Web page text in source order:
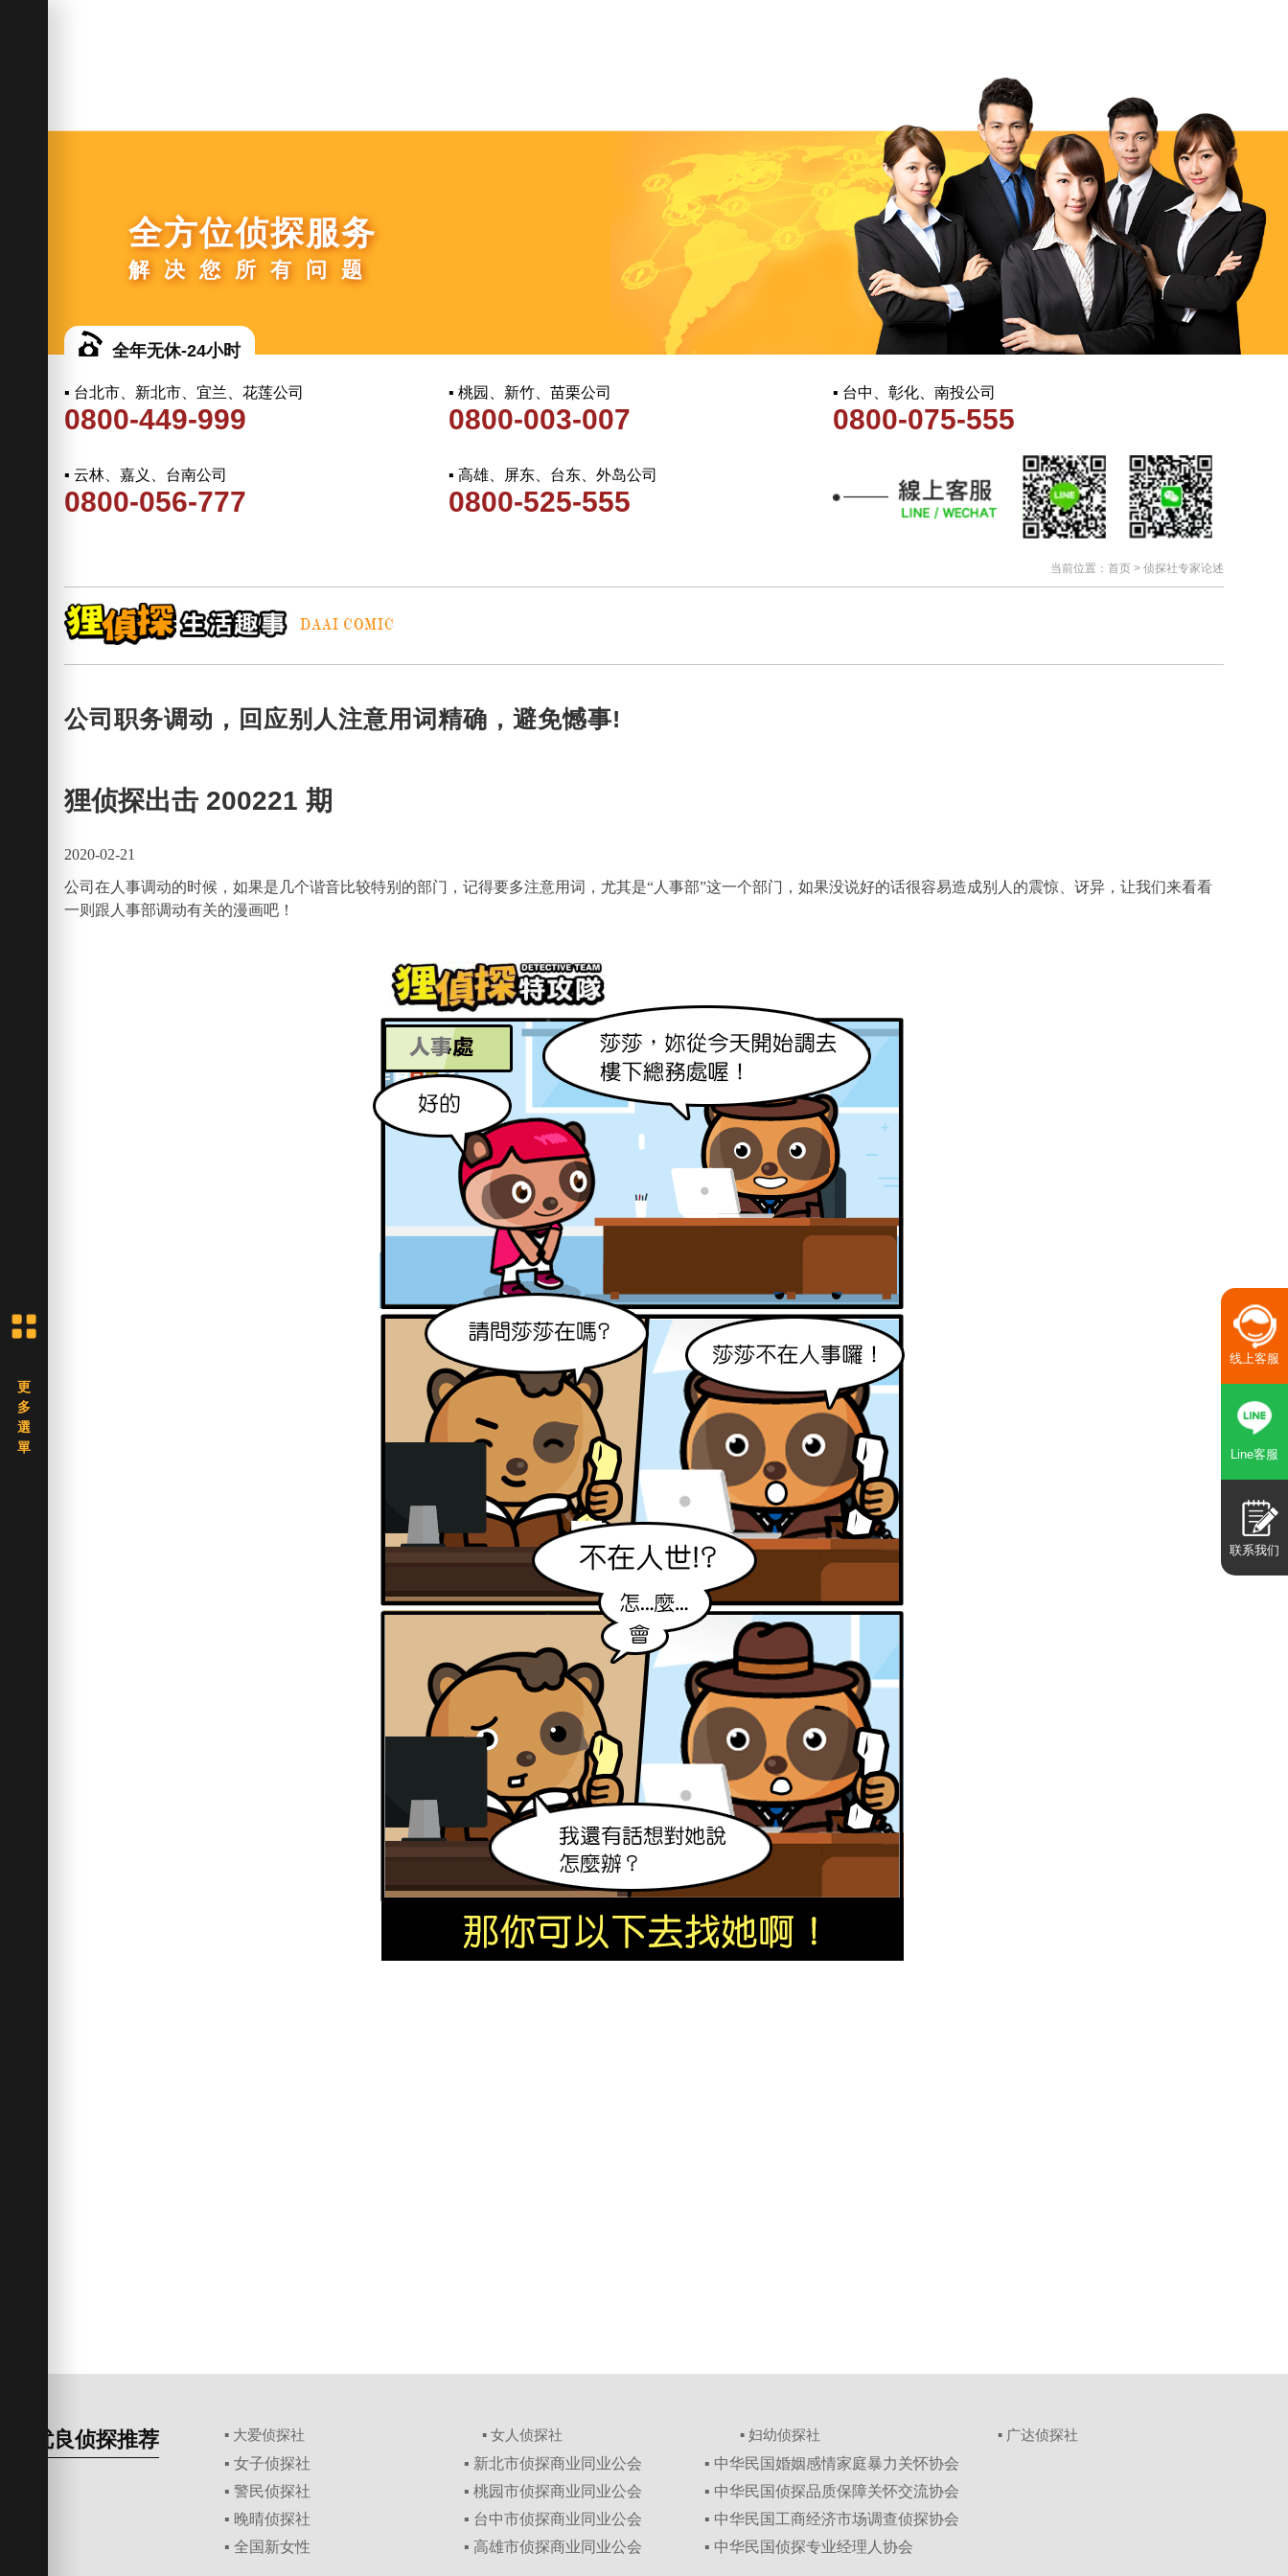
当前位置： 首页> 侦探社专家论述
全方位侦探服务
解决您所有问题
全年无休-24小时
▪ 台北市、新北市、宜兰、花莲公司
0800-449-999
▪ 桃园、新竹、苗栗公司
0800-003-007
▪ 台中、彰化、南投公司
0800-075-555
▪ 云林、嘉义、台南公司
0800-056-777
▪ 高雄、屏东、台东、外岛公司
0800-525-555
公司职务调动，回应别人注意用词精确，避免憾事!
狸侦探出击 200221 期
2020-02-21
公司在人事调动的时候，如果是几个谐音比较特别的部门，记得要多注意用词，尤其是“人事部”这一个部门，如果没说好的话很容易造成别人的震惊、讶异，让我们来看看
一则跟人事部调动有关的漫画吧！
优良侦探推荐 ▪ 大爱侦探社 ▪ 女人侦探社 ▪ 妇幼侦探社 ▪ 广达侦探社
▪ 女子侦探社
▪ 警民侦探社
▪ 晚晴侦探社
▪ 全国新女性
▪ 新北市侦探商业同业公会
▪ 桃园市侦探商业同业公会
▪ 台中市侦探商业同业公会
▪ 高雄市侦探商业同业公会
▪ 中华民国婚姻感情家庭暴力关怀协会
▪ 中华民国侦探品质保障关怀交流协会
▪ 中华民国工商经济市场调查侦探协会
▪ 中华民国侦探专业经理人协会
线上客服
Line客服
联系我们